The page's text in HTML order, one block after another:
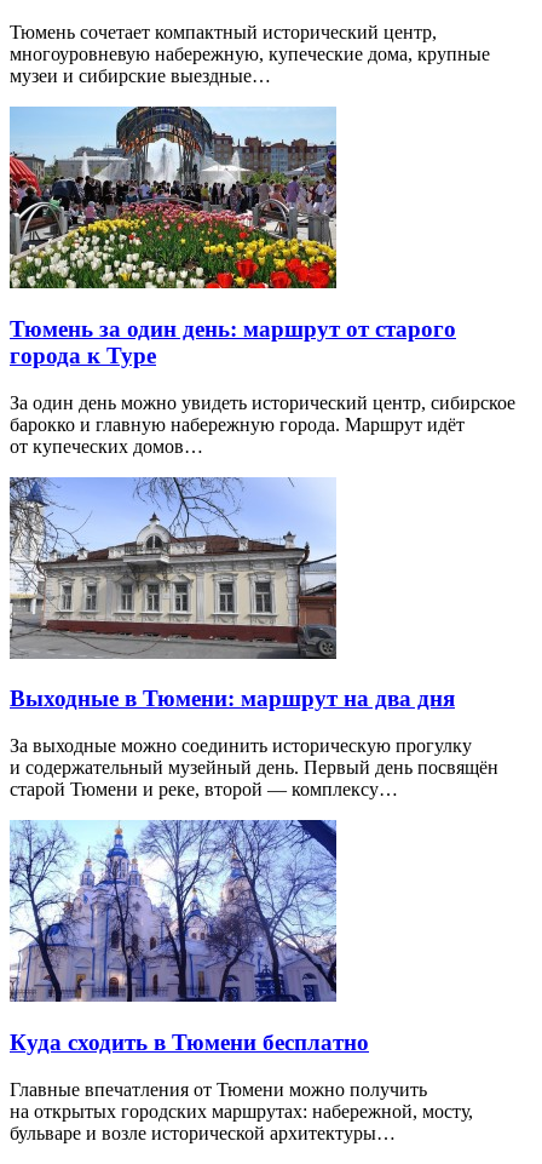
Тюмень сочетает компактный исторический центр,
многоуровневую набережную, купеческие дома, крупные
музеи и сибирские выездные…
Тюмень за один день: маршрут от старого
города к Туре
За один день можно увидеть исторический центр, сибирское
барокко и главную набережную города. Маршрут идёт
от купеческих домов…
Выходные в Тюмени: маршрут на два дня
За выходные можно соединить историческую прогулку
и содержательный музейный день. Первый день посвящён
старой Тюмени и реке, второй — комплексу…
Куда сходить в Тюмени бесплатно
Главные впечатления от Тюмени можно получить
на открытых городских маршрутах: набережной, мосту,
бульваре и возле исторической архитектуры…